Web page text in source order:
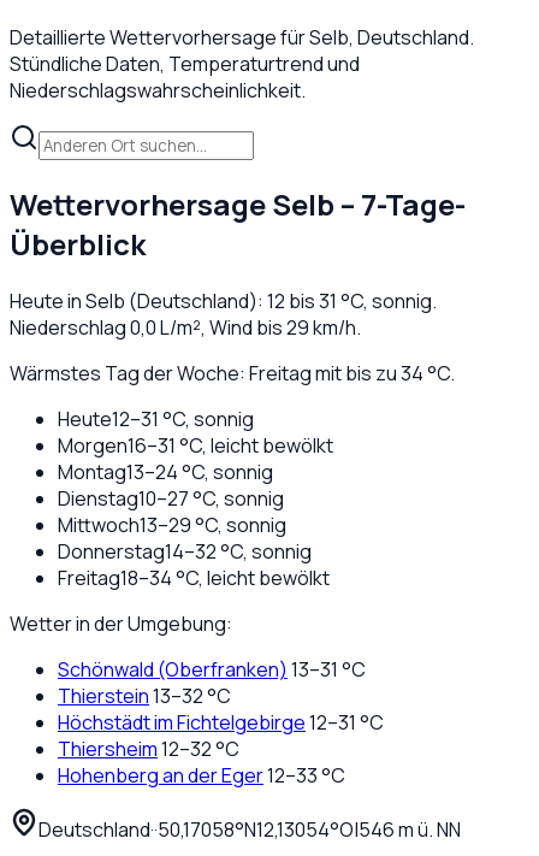
Detaillierte Wettervorhersage fürSelb, Deutschland.
Stündliche Daten, Temperaturtrend und
Niederschlagswahrscheinlichkeit.
WettervorhersageSelb – 7-Tage-
Überblick
Heute inSelb (Deutschland): 12 bis31 °C, sonnig.
Niederschlag0,0L/m², Wind bis29km/h.
Wärmstes Tag der Woche: Freitag mit bis zu 34 °C.
Heute12–31 °C, sonnig
Morgen16–31 °C, leicht bewölkt
Montag13–24°C, sonnig
Dienstag10–27°C, sonnig
Mittwoch13–29°C, sonnig
Donnerstag14–32°C, sonnig
Freitag18–34°C, leicht bewölkt
Wetter in der Umgebung:
Schönwald (Oberfranken) 13–31 °C
Thierstein13–32°C
Höchstädt im Fichtelgebirge12–31 °C
Thiersheim12–32°C
Hohenberg an der Eger12–33°C
Deutschland··50,17058°N12,13054°O|546m ü. NN